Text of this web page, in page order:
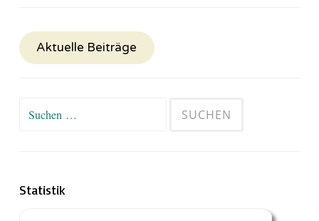
Aktuelle Beiträge
Suchen
Statistik